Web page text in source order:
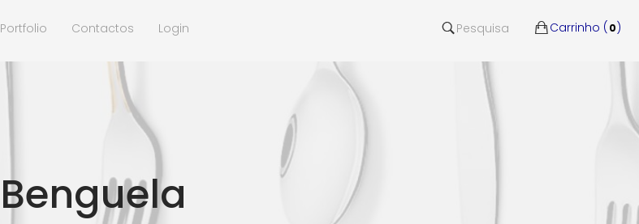
Portfolio Contactos Login Pesquisa Carrinho ( 0)
Benguela